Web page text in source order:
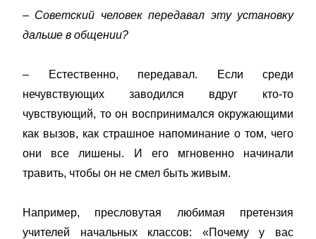
– Советский человек передавал эту установку
дальше в общении?
– Естественно, передавал. Если среди
нечувствующих заводился вдруг кто-то
чувствующий, то он воспринимался окружающими
как вызов, как страшное напоминание о том, чего
они все лишены. И его мгновенно начинали
травить, чтобы он не смел быть живым.
Например, пресловутая любимая претензия
учителей начальных классов: «Почему у вас